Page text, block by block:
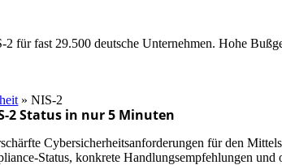
2 für fast 29.500 deutsche Unternehmen. Hohe
»NIS-2
2 Status in nur 5 Minuten
Cybersicherheitsanforderungen für den
Status, konkrete Handlungsempfehlungen